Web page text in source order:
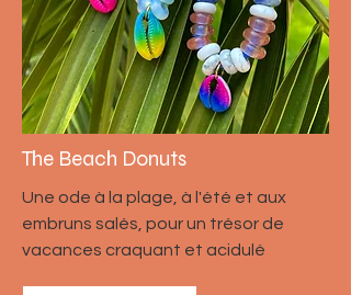
The Beach Donuts
Une ode à la plage, à l'été et aux
embruns salés, pour un trésor de
vacances craquant et acidulé